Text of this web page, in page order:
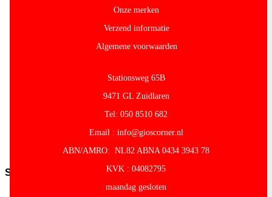
Tomaten
Snacks
Onze merken
Verzend informatie
Algemene voorwaarden
Stationsweg 65B
9471 GL Zuidlaren
Tel: 050 8510 682
Email : info@gioscorner.nl
ABN/AMRO: NL82 ABNA 0434 3943 78
KVK : 04082795
maandag gesloten